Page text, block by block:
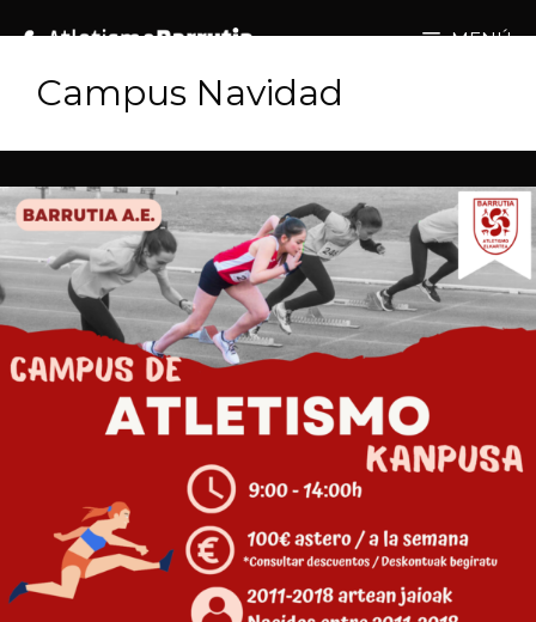
MENÚ
Campus Navidad